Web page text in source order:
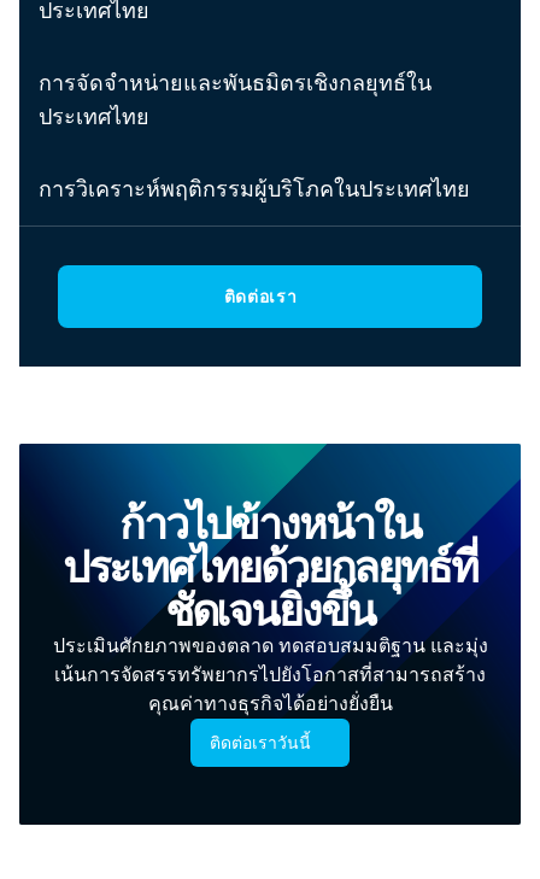
ประเทศไทย
การจัดจำหน่ายและพันธมิตรเชิงกลยุทธ์ใน
ประเทศไทย
การวิเคราะห์พฤติกรรมผู้บริโภคในประเทศไทย
ติดต่อเรา
ก้าวไปข้างหน้าใน
ประเทศไทยด้วยกลยุทธ์ที่
ชัดเจนยิ่งขึ้น
ประเมินศักยภาพของตลาด ทดสอบสมมติฐาน และมุ่ง
เน้นการจัดสรรทรัพยากรไปยังโอกาสที่สามารถสร้าง
คุณค่าทางธุรกิจได้อย่างยั่งยืน
ติดต่อเราวันนี้